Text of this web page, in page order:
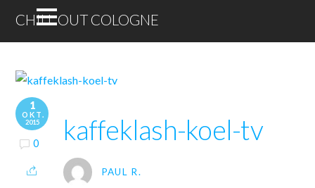
CHILL OUT COLOGNE
1
OKT.
2015
0 kaffeklash-koel-tv
PAUL R.